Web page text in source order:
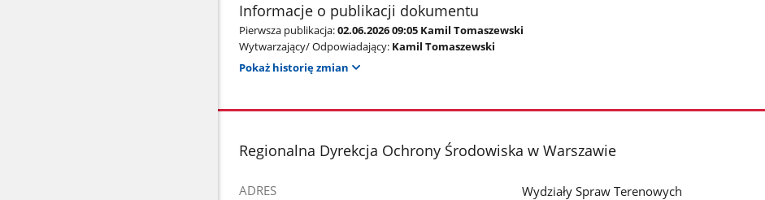
Informacje o publikacji dokumentu
Pierwsza publikacja:02.06.2026 09:05 Kamil Tomaszewski
Wytwarzający/ Odpowiadający: Kamil Tomaszewski
Pokaż historię zmian
stopka
Regionalna Dyrekcja Ochrony Środowiska w Warszawie
ADRES
Wydziały Spraw Terenowych